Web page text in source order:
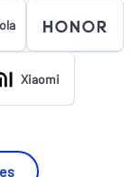
Xiaomi